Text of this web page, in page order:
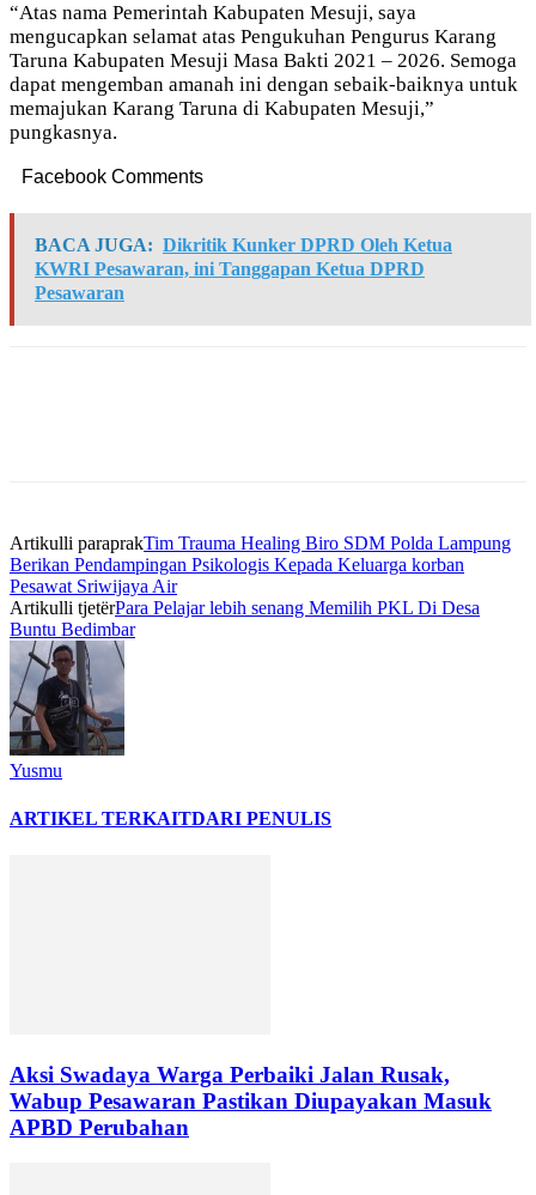
“Atas nama Pemerintah Kabupaten Mesuji, saya
mengucapkan selamat atas Pengukuhan Pengurus Karang
Taruna Kabupaten Mesuji Masa Bakti 2021 – 2026. Semoga
dapat mengemban amanah ini dengan sebaik-baiknya untuk
memajukan Karang Taruna di Kabupaten Mesuji,”
pungkasnya.
Facebook Comments
BACA JUGA: Dikritik Kunker DPRD Oleh Ketua
KWRI Pesawaran, ini Tanggapan Ketua DPRD
Pesawaran
Artikulli paraprakTim Trauma Healing Biro SDM Polda Lampung
Berikan Pendampingan Psikologis Kepada Keluarga korban
Pesawat Sriwijaya Air
Artikulli tjetërPara Pelajar lebih senang Memilih PKL Di Desa
Buntu Bedimbar
Yusmu
ARTIKEL TERKAITDARI PENULIS
Aksi Swadaya Warga Perbaiki Jalan Rusak,
Wabup Pesawaran Pastikan Diupayakan Masuk
APBD Perubahan